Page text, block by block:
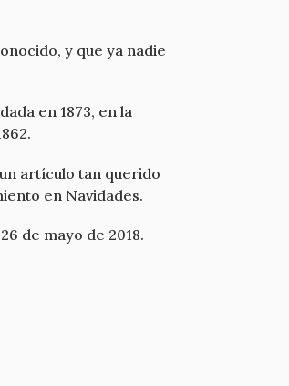
y que ya nadie
en 1873, en la
artículo tan querido
en Navidades.
de mayo de 2018.